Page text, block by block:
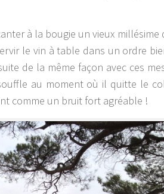
à la bougie un vieux millésime
le vin à table dans un ordre
de la même façon avec ces
au moment où il quitte le
comme un bruit fort agréable !